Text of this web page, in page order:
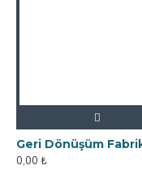
0,00 ₺